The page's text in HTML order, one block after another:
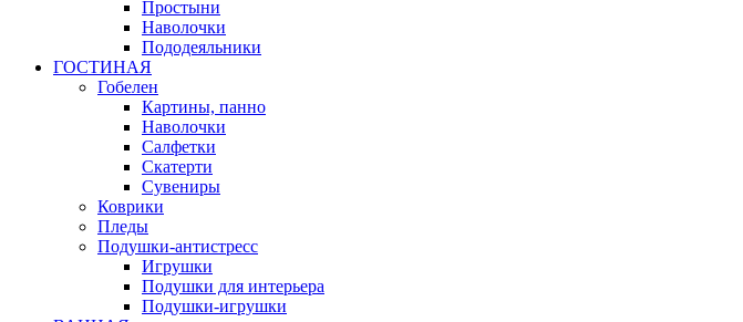
Простыни
Наволочки
Пододеяльники
ГОСТИНАЯ
Гобелен
Картины, панно
Наволочки
Салфетки
Скатерти
Сувениры
Коврики
Пледы
Подушки-антистресс
Игрушки
Подушки для интерьера
Подушки-игрушки